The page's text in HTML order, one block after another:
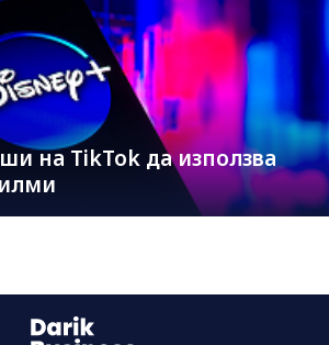
на TikTok да използва